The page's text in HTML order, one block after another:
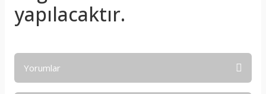
yapılacaktır.
Yorumlar